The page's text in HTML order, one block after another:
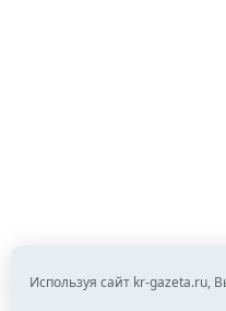
Используя сайт kr-gazeta.ru,